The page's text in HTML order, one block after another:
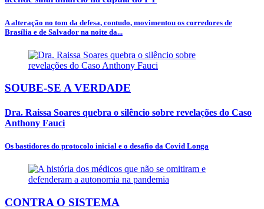
A alteração no tom da defesa, contudo, movimentou os corredores de
Brasília e de Salvador na noite da...
SOUBE-SE A VERDADE
Dra. Raissa Soares quebra o silêncio sobre revelações do Caso
Anthony Fauci
Os bastidores do protocolo inicial e o desafio da Covid Longa
CONTRA O SISTEMA